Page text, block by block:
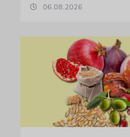
06.08.2026